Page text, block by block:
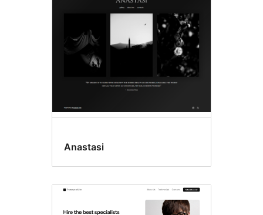
Anastasi